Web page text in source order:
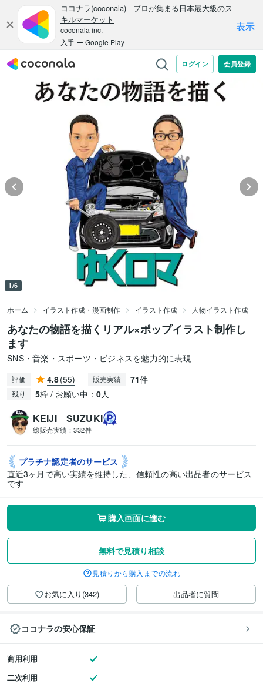
1/6
ホーム イラスト作成・漫画制作 イラスト作成 人物イラスト作成
あなたの物語を描くリアル×ポップイラスト制作し
ます
SNS・音楽・スポーツ・ビジネスを魅力的に表現
評価 4.8(55) 販売実績 71件
残り 5枠 / お願い中： 0人
KEIJI SUZUKI
総販売実績： 332件
プラチナ認定者のサービス
直近3ヶ月で高い実績を維持した、信頼性の高い出品者のサービス
です
購入画面に進む
無料で見積り相談
見積りから購入までの流れ
お気に入り(342) 出品者に質問
ココナラの安心保証
商用利用
二次利用